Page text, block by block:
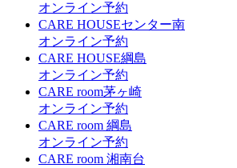
オンライン予約
CARE HOUSEセンター南
オンライン予約
CARE HOUSE綱島
オンライン予約
CARE room茅ヶ崎
オンライン予約
CARE room 綱島
オンライン予約
CARE room 湘南台